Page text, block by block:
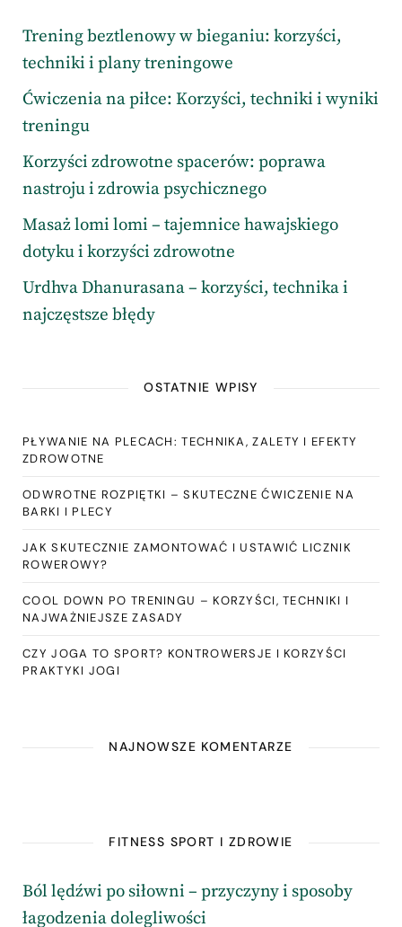
Trening beztlenowy w bieganiu: korzyści,
techniki i plany treningowe
Ćwiczenia na piłce: Korzyści, techniki i wyniki
treningu
Korzyści zdrowotne spacerów: poprawa
nastroju i zdrowia psychicznego
Masaż lomi lomi – tajemnice hawajskiego
dotyku i korzyści zdrowotne
Urdhva Dhanurasana – korzyści, technika i
najczęstsze błędy
OSTATNIE WPISY
PŁYWANIE NA PLECACH: TECHNIKA, ZALETY I EFEKTY
ZDROWOTNE
ODWROTNE ROZPIĘTKI – SKUTECZNE ĆWICZENIE NA
BARKI I PLECY
JAK SKUTECZNIE ZAMONTOWAĆ I USTAWIĆ LICZNIK
ROWEROWY?
COOL DOWN PO TRENINGU – KORZYŚCI, TECHNIKI I
NAJWAŻNIEJSZE ZASADY
CZY JOGA TO SPORT? KONTROWERSJE I KORZYŚCI
PRAKTYKI JOGI
NAJNOWSZE KOMENTARZE
FITNESS SPORT I ZDROWIE
Ból lędźwi po siłowni – przyczyny i sposoby
łagodzenia dolegliwości